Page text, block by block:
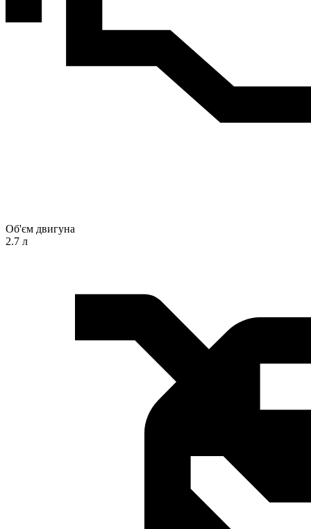
Об'єм двигуна
2.7 л